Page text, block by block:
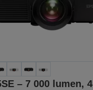
– 7 000 lumen,